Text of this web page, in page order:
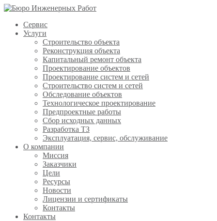
Сервис
Услуги
Строительство объекта
Реконструкция объекта
Капитальный ремонт объекта
Проектирование объектов
Проектирование систем и сетей
Строительство систем и сетей
Обследование объектов
Технологическое проектирование
Предпроектные работы
Сбор исходных данных
Разработка ТЗ
Эксплуатация, сервис, обслуживание
О компании
Миссия
Заказчики
Цели
Ресурсы
Новости
Лицензии и сертификаты
Контакты
Контакты